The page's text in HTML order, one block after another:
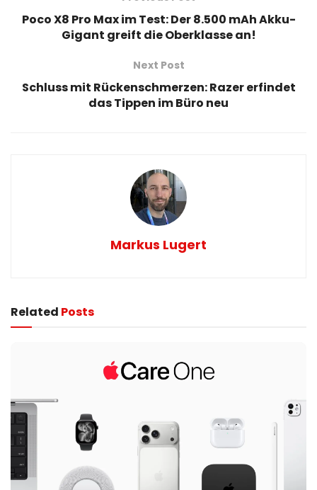
Poco X8 Pro Max im Test: Der 8.500 mAh Akku-
Gigant greift die Oberklasse an!
Next Post
Schluss mit Rückenschmerzen: Razer erfindet
das Tippen im Büro neu
Markus Lugert
Related Posts